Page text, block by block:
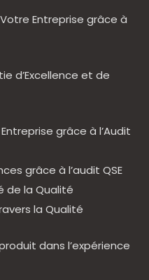
Entreprise grâce à
d’Excellence et de
grâce à l’Audit
grâce à l’audit QSE
de la Qualité
la Qualité
dans l’expérience